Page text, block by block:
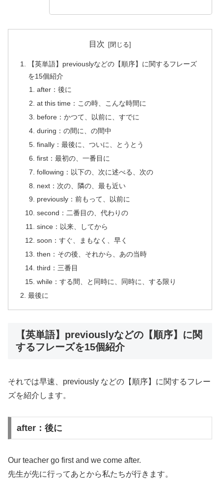
目次
【英単語】previouslyなどの【順序】に関するフレーズ
を15個紹介
after：後に
at this time：この時、こんな時間に
before：かつて、以前に、すでに
during：の間に、の間中
finally：最後に、ついに、とうとう
first：最初の、一番目に
following：以下の、次に述べる、次の
next：次の、隣の、最も近い
previously：前もって、以前に
second：二番目の、代わりの
since：以来、してから
soon：すぐ、まもなく、早く
then：その後、それから、あの当時
third：三番目
while：する間、と同時に、同時に、する限り
最後に
【英単語】previouslyなどの【順序】に関
するフレーズを15個紹介
それでは早速、previously などの【順序】に関するフレー
ズを紹介します。
after：後に
Our teacher go first and we come after.
先生が先に行ってあとから私たちが行きます。